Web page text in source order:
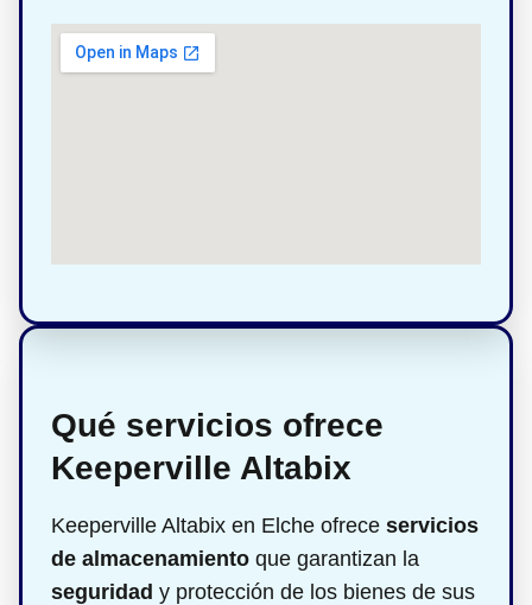
Qué servicios ofrece
Keeperville Altabix
Keeperville Altabix en Elche ofrece servicios
de almacenamiento que garantizan la
seguridad y protección de los bienes de sus